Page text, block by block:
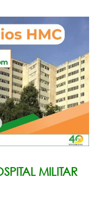
MILITAR